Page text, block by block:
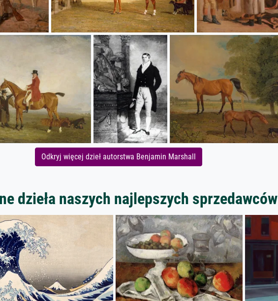
Odkryj więcej dzieł autorstwa Benjamin Marshall
dzieła naszych najlepszych sprzedawców